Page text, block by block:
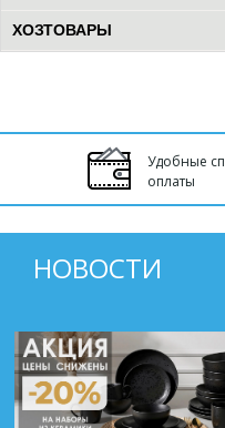
ХОЗТОВАРЫ
Удобные
оплаты
НОВОСТИ